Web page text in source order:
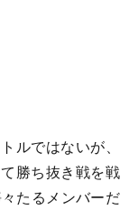
ルではないが、
勝ち抜き戦を戦
たるメンバーだ